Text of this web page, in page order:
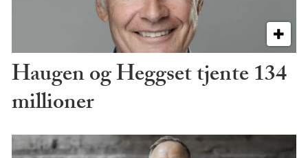
Haugen og Heggset tjente 134
millioner